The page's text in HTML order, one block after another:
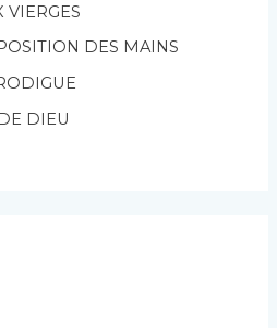
VIERGES
DES MAINS
DIEU